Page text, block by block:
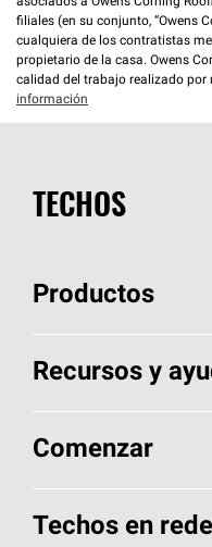
filiales (en su conjunto, “Owens
cualquiera de los contratistas
propietario de la casa. Owens
calidad del trabajo realizado por
información
TECHOS
Productos
Elija sus tejas
Encuentre un
Componentes para
Recursos y
Aspectos básicos
Herramientas de
Comenzar
Llame al 1-800-GET-
Techos en